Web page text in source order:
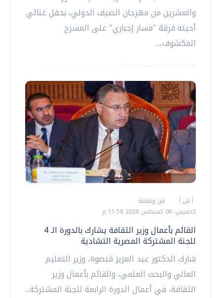
والعشرين من مهرجان الصيف الدولي، بحفل غنائي
أحيته فرقة "مسار إجباري" على المسرح
المكشوف،...
أ ش أ
فن وثقافة
الخميس، 06 اغسطس 2026 11:58 م
القائم بأعمال وزير الثقافة يشارك بالدورة الـ 4
للجنة المشتركة المصرية التشادية
شارك الدكتور عبد العزيز قنصوة، وزير التعليم
العالي والبحث العلمي، والقائم بأعمال وزير
الثقافة، في أعمال الدورة الرابعة للجنة المشتركة...